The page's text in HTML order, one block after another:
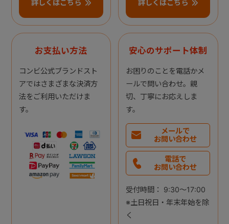
詳しくはこちら 詳しくはこちら
お支払い方法
コンビ公式ブランドスト
アではさまざまな決済方
法をご利用いただけま
す。
安心のサポート体制
お困りのことを電話かメ
ールで問い合わせ。親
切、丁寧にお応えしま
す。
メールで
お問い合わせ
電話で
お問い合わせ
受付時間： 9:30～17:00
※土日祝日・年末年始を除
く